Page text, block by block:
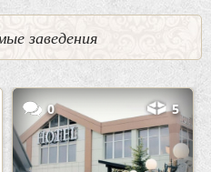
заведения
0 5